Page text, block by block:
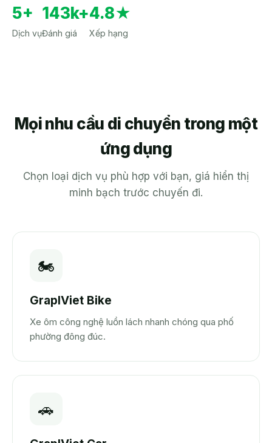
5+
Dịch vụ
143k+
Đánh giá
4.8★
Xếp hạng
Mọi nhu cầu di chuyển trong một
ứng dụng
Chọn loại dịch vụ phù hợp với bạn, giá hiển thị
minh bạch trước chuyến đi.
🏍️
GrapIViet Bike
Xe ôm công nghệ luồn lách nhanh chóng qua phố
phường đông đúc.
🚗